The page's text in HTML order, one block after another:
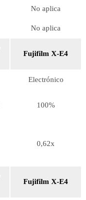
No aplica
No aplica
Fujifilm X-E4
Electrónico
100%
0,62x
Fujifilm X-E4